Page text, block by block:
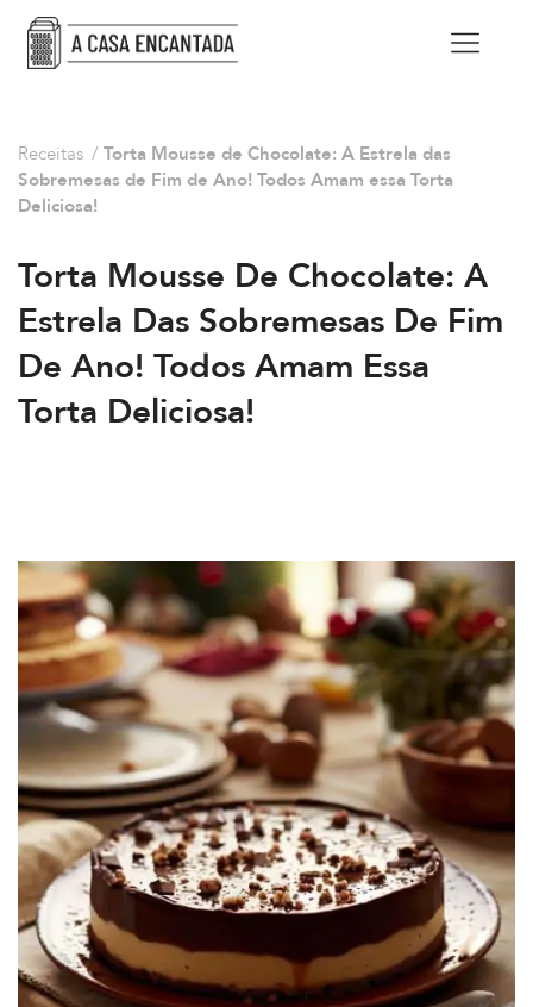
Receitas / Torta Mousse de Chocolate: A Estrela das
Sobremesas de Fim de Ano! Todos Amam essa Torta
Deliciosa!
Torta Mousse De Chocolate: A
Estrela Das Sobremesas De Fim
De Ano! Todos Amam Essa
Torta Deliciosa!